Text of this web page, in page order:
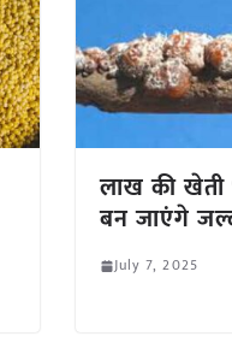
लाख की खेती
बन जाएंगे
July 7, 2025